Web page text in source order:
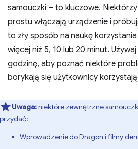
samouczki – to kluczowe.
prostu włączają urządzenie i
to zły sposób na naukę
więcej niż 5, 10 lub 20 minut.
godzinę, aby poznać niektóre
borykają się użytkownicy
Uwaga:niektóre zewnętrzne
przydać:
Wprowadzenie do Dragon i filmy